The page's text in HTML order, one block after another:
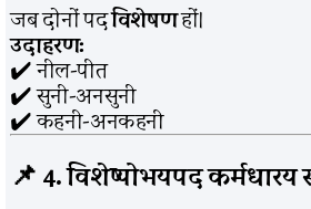
जब दोनों पदविशेषणहों।
उदाहरण:
✔️ नील-पीत
✔️ सुनी-अनसुनी
✔️ कहनी-अनकहनी
📌4. विशेष्योभयपद